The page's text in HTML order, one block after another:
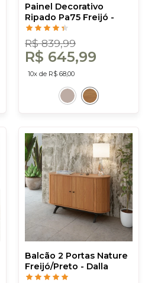
Painel Decorativo
Ripado Pa75 Freijó -
Dalla Costa
R$ 839,99
R$ 645,99
10x de R$ 68,00
Balcão 2 Portas Nature
Freijó/Preto - Dalla
Costa